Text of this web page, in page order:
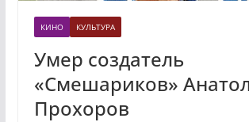
КИНО КУЛЬТУРА
Умер создатель
«Смешариков»
Прохоров